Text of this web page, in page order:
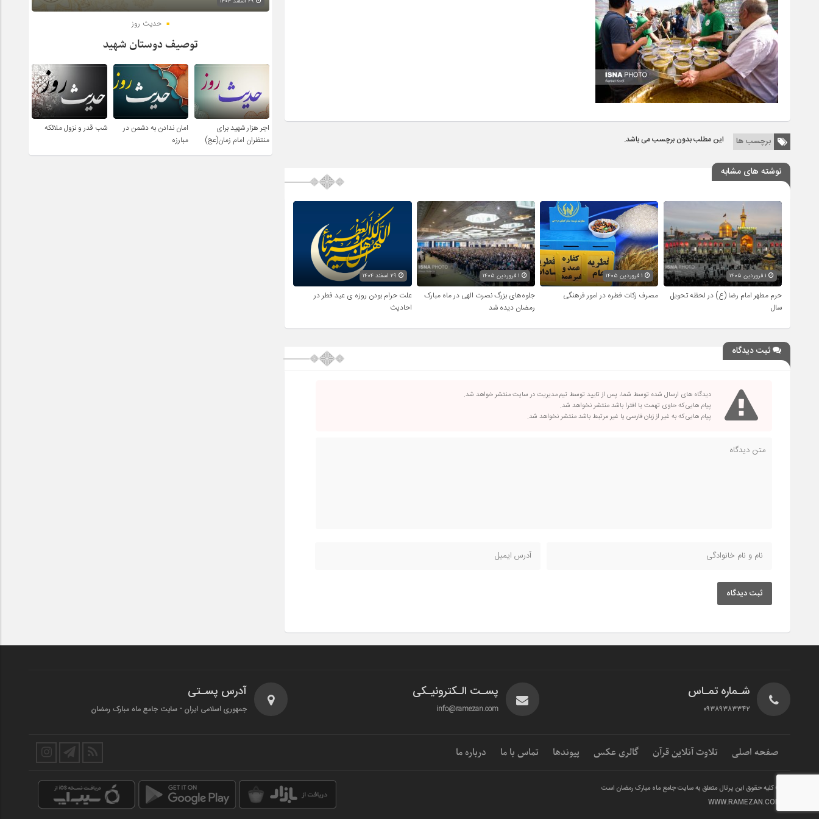
برچسب ها این مطلب بدون برچسب می باشد.
نوشته های مشابه
حرم مطهر امام رضا (ع) در لحظه تحویل
سال
۱ فروردین ۱۴۰۵
مصرف زکات فطره در امور فرهنگی
جلوه‌های بزرگ نصرت الهی در ماه مبارک
رمضان دیده شد
علت حرام بودن روزه ی عید فطر در
احادیث
ثبت دیدگاه
دیدگاه های ارسال شده توسط شما، پس از تایید توسط تیم مدیریت در سایت منتشر خواهد شد.
پیام هایی که حاوی تهمت یا افترا باشد منتشر نخواهد شد.
پیام هایی که به غیر از زبان فارسی یا غیر مرتبط باشد منتشر نخواهد شد.
ثبت دیدگاه
حدیث روز
توصیف دوستان شهید
اجر هزار شهید برای
منتظران امام زمان(عج)
امان ندادن به دشمن در
مبارزه
شب قدر و نزول ملائکه
شـماره تمـاس
۰۹۳۸۹۳۸۳۳۴۲
پسـت الـکترونیـکی
info@ramezan.com
آدرس پسـتی
جمهوری اسلامی ایران - سایت جامع ماه مبارک رمضان
صفحه اصلی تلاوت آنلاین قرآن گالری عکس پیوندها تماس با ما درباره ما
© کلیه حقوق این پرتال متعلق به سایت جامع ماه مبارک رمضان است
WWW.RAMEZAN.COM